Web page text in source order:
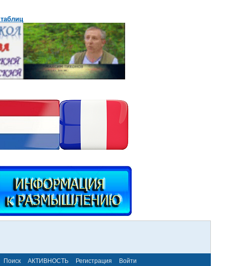
Поиск АКТИВНОСТЬ Регистрация Войти